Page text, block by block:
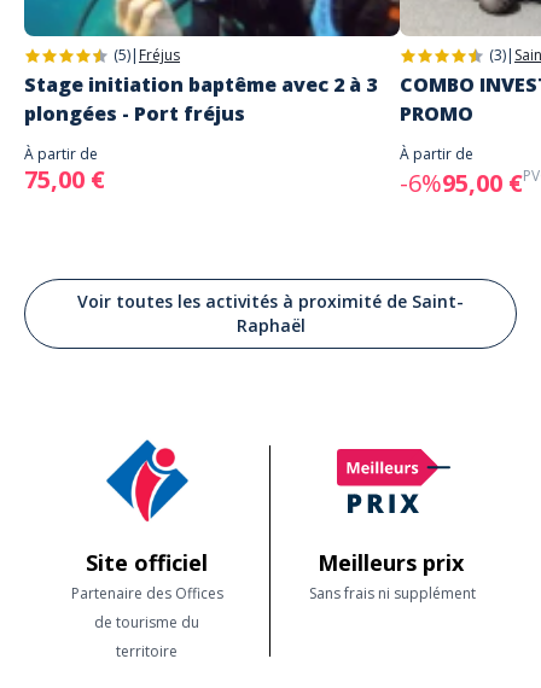
(5)| Fréjus
Stage initiation baptême avec 2 à 3
plongées - Port fréjus
À partir de
75,00 €
(3)|
COMBO
PROMO
À partir de
-6%95,00 €
Voir toutes les activités à proximité de Saint-
Raphaël
Site officiel
Partenaire des Offices
de tourisme du
territoire
Meilleurs prix
Sans frais ni supplément